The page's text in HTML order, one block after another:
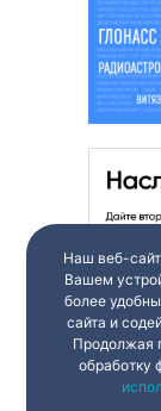
Наш веб-
Вашем
более
сайта и
Продолжая
обработку